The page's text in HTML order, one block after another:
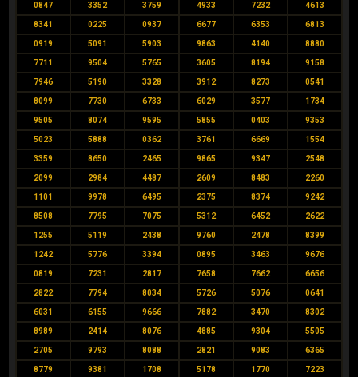
0847 3352 3759 4933 7232 4613
8341 0225 0937 6677 6353 6813
0919 5091 5903 9863 4140 8880
7711 9504 5765 3605 8194 9158
7946 5190 3328 3912 8273 0541
8099 7730 6733 6029 3577 1734
9505 8074 9595 5855 0403 9353
5023 5888 0362 3761 6669 1554
3359 8650 2465 9865 9347 2548
2099 2984 4487 2609 8483 2260
1101 9978 6495 2375 8374 9242
8508 7795 7075 5312 6452 2622
1255 5119 2438 9760 2478 8399
1242 5776 3394 0895 3463 9676
0819 7231 2817 7658 7662 6656
2822 7794 8034 5726 5076 0641
6031 6155 9666 7882 3470 8302
8989 2414 8076 4885 9304 5505
2705 9793 8088 2821 9083 6365
8779 9381 1708 5178 1770 7223